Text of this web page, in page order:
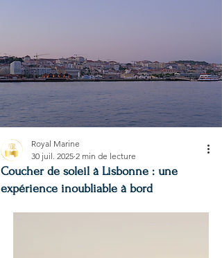
Coucher de soleil à Lisbonne : une
expérience inoubliable à bord
Royal Marine
30 juil. 2025 2 min de lecture